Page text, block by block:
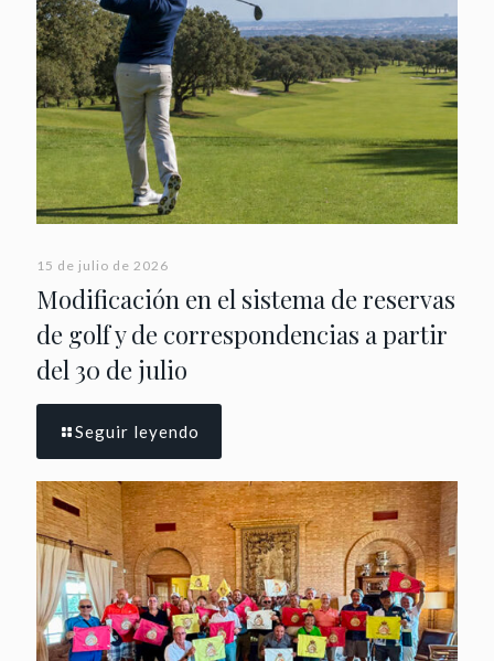
15 de julio de 2026
Modificación en el sistema de reservas
de golf y de correspondencias a partir
del 30 de julio
Seguir leyendo